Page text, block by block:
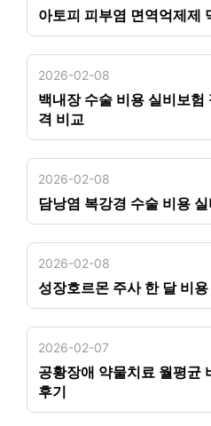
아토피 피부염 면역억제제
2026-02-08
백내장 수술 비용 실비보
격 비교
2026-02-08
담낭염 복강경 수술 비용
2026-02-08
성장호르몬 주사 한 달 비
2026-02-07
공황장애 약물치료 월평균
후기